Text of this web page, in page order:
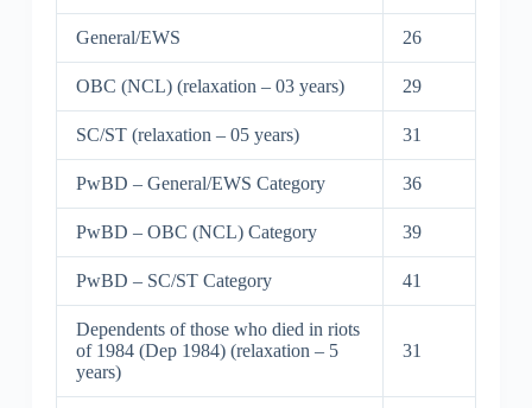
General/EWS 26
OBC (NCL) (relaxation – 03 years) 29
SC/ST (relaxation – 05 years) 31
PwBD – General/EWS Category 36
PwBD – OBC (NCL) Category 39
PwBD – SC/ST Category 41
Dependents of those who died in riots
of 1984 (Dep 1984) (relaxation – 5
years)
31